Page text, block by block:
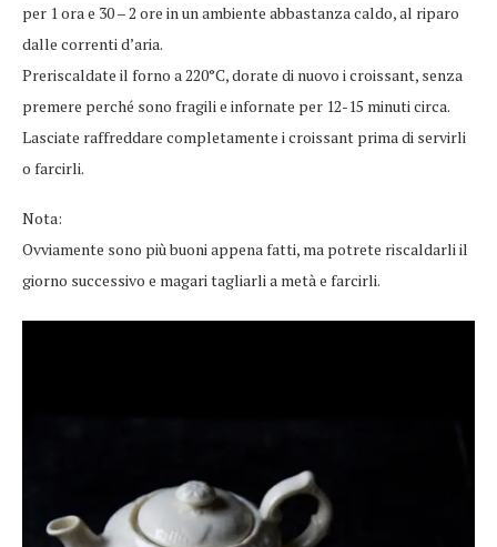
per 1 ora e 30 – 2 ore in un ambiente abbastanza caldo, al riparo
dalle correnti d’aria.
Preriscaldate il forno a 220°C, dorate di nuovo i croissant, senza
premere perché sono fragili e infornate per 12-15 minuti circa.
Lasciate raffreddare completamente i croissant prima di servirli
o farcirli.
Nota:
Ovviamente sono più buoni appena fatti, ma potrete riscaldarli il
giorno successivo e magari tagliarli a metà e farcirli.